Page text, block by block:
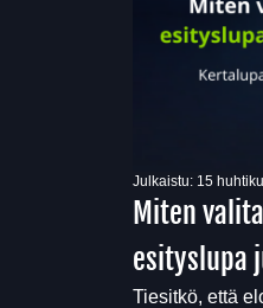
Julkaistu: 15
Miten
esityslupa
Tiesitkö, että